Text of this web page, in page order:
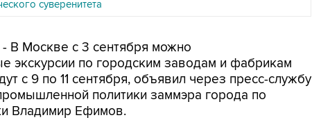
суверенитета
- В Москве с 3 сентября можно
экскурсии по городским заводам и фабрикам
с 9 по 11 сентября, объявил через пресс-службу
политики заммэра города по
Владимир Ефимов.